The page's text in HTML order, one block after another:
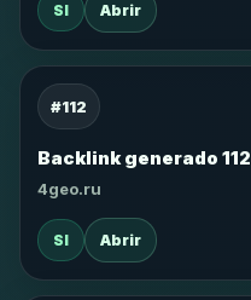
SI Abrir
#112
Backlink generado 112
4geo.ru
SI Abrir